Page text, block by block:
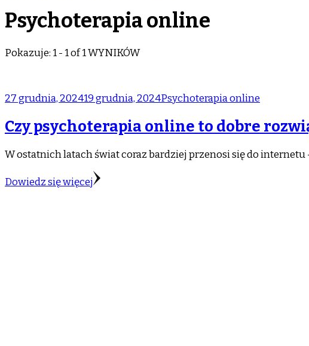
Psychoterapia online
Pokazuje: 1 - 1 of 1 WYNIKÓW
27 grudnia, 202419 grudnia, 2024Psychoterapia online
Czy psychoterapia online to dobre
W ostatnich latach świat coraz bardziej przenosi się do internetu
Dowiedz się więcej